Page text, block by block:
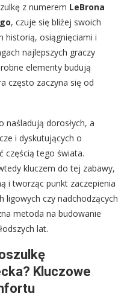
z numerem LeBrona
, czuje się bliżej swoich
historią, osiągnięciami i
najlepszych graczy
elementy budują
często zaczyna się od
naśladują dorosłych, a
i dyskutujących o
częścią tego świata.
kluczem do tej zabawy,
i tworząc punkt zaczepienia
ligowych czy nadchodzących
metoda na budowanie
lat.
Kluczowe